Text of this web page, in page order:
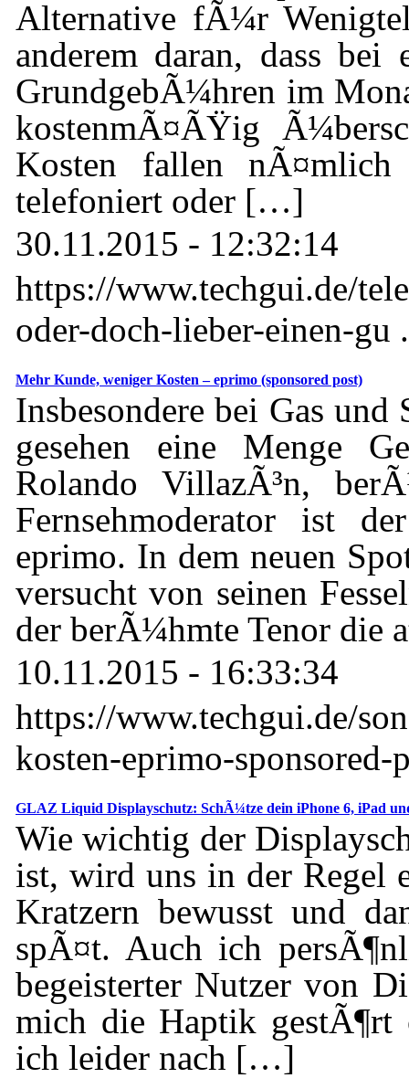
Alternative fÃ¼r
anderem daran, dass bei
GrundgebÃ¼hren im
kostenmÃ¤ÃŸig
Kosten fallen
telefoniert oder […]
30.11.2015 - 12:32:14
https://www.techgui.de/
oder-doch-lieber-einen-gu
Mehr Kunde, weniger Kosten – eprimo (sponsored post)
Insbesondere bei Gas
gesehen eine Menge
Rolando VillazÃ³n,
Fernsehmoderator ist
eprimo. In dem neuen
versucht von seinen
der berÃ¼hmte Tenor
10.11.2015 - 16:33:34
https://www.techgui.de/
kosten-eprimo-sponsored-
GLAZ Liquid Displayschutz: SchÃ¼tze dein iPhone 6, iPad
Wie wichtig der
ist, wird uns in der Regel
Kratzern bewusst und
spÃ¤t. Auch ich
begeisterter Nutzer von
mich die Haptik
ich leider nach […]